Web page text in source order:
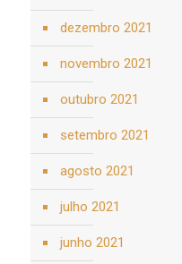
dezembro 2021
novembro 2021
outubro 2021
setembro 2021
agosto 2021
julho 2021
junho 2021